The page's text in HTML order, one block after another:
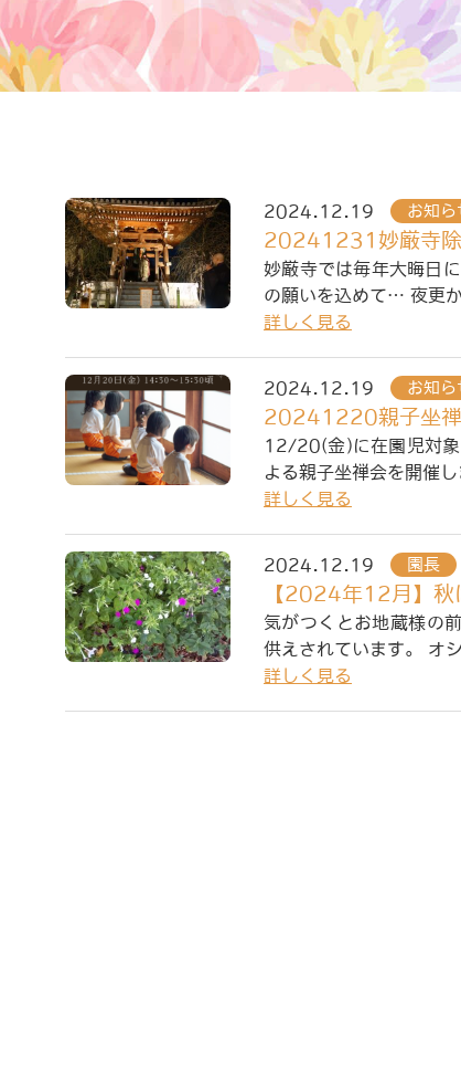
2024.12.19 お知ら
20241231妙厳寺除
妙厳寺では毎年大晦日
の願いを込めて… 夜更
詳しく見る
2024.12.19 お知ら
20241220親子坐禅
12/20(金)に在園児対象
よる親子坐禅会を開催
詳しく見る
2024.12.19 園長
【2024年12月】秋
気がつくとお地蔵様の
供えされています。 オ
詳しく見る